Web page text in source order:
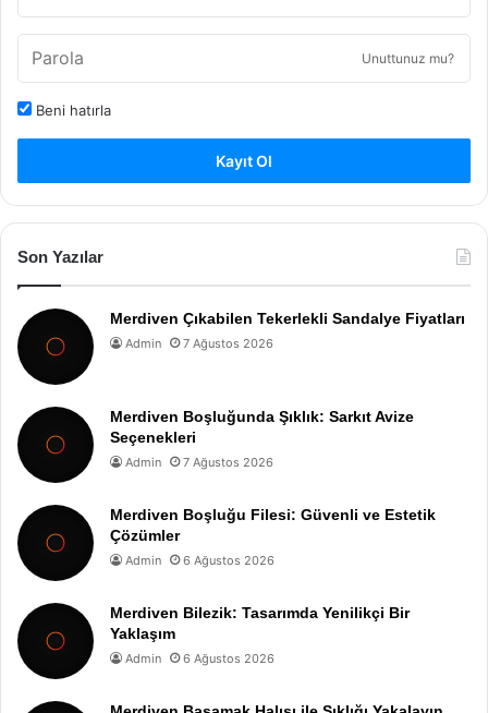
Unuttunuz mu?
Beni hatırla
Kayıt Ol
Son Yazılar
Merdiven Çıkabilen Tekerlekli Sandalye Fiyatları
Admin 7 Ağustos 2026
Merdiven Boşluğunda Şıklık: Sarkıt Avize
Seçenekleri
Admin 7 Ağustos 2026
Merdiven Boşluğu Filesi: Güvenli ve Estetik
Çözümler
Admin 6 Ağustos 2026
Merdiven Bilezik: Tasarımda Yenilikçi Bir
Yaklaşım
Admin 6 Ağustos 2026